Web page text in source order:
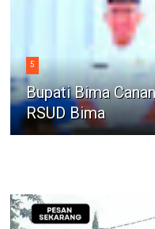
5
Bupati Bima
RSUD Bima